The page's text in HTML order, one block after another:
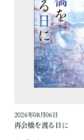
2026年08月06日
再会橋を渡る日に